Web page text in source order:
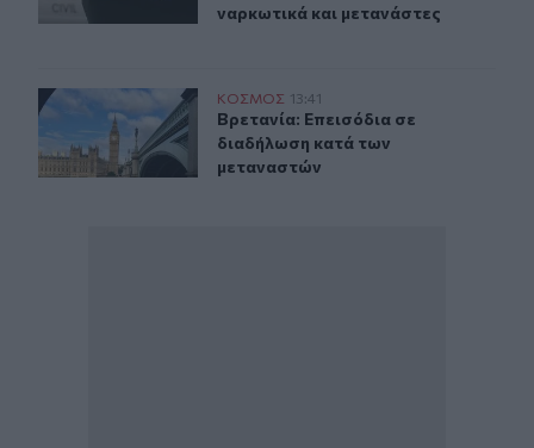
ναρκωτικά και μετανάστες
Βρετανία: Επεισόδια σε διαδήλωση κατά των
ΚΟΣΜΟΣ 13:41
Βρετανία: Επεισόδια σε
Βρετανία: Επεισόδια σε
διαδήλωση κατά των
μεταναστών